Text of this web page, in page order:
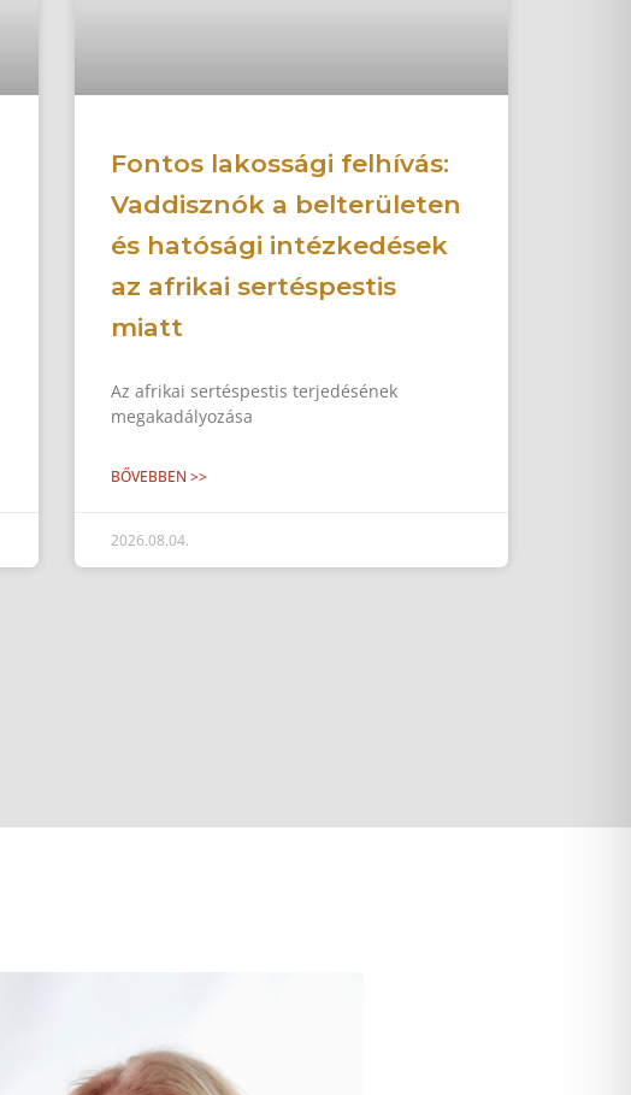
Fontos lakossági felhívás:
Vaddisznók a belterületen
és hatósági intézkedések
az afrikai sertéspestis
miatt
Az afrikai sertéspestis terjedésének
megakadályozása
BŐVEBBEN >>
2026.08.04.